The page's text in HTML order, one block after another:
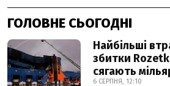
ГОЛОВНЕ СЬОГОДНІ
Найбільші
збитки
сягають
6 СЕРПНЯ, 12:10